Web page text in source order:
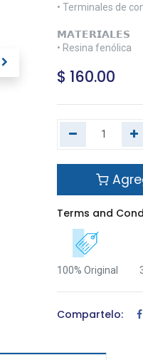
• Terminales de
𝗠𝗔𝗧𝗘𝗥𝗜𝗔𝗟𝗘𝗦
• Resina fenólica
$ 160.00
Terms and
100% Original
Compartelo: